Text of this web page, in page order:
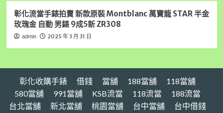
雲
林
黃
找
虎
彰化流當手錶拍賣 新款原裝 Montblanc 萬寶龍 STAR 半金
玫瑰金 自動 男錶 9成5新 ZR308
admin 2025 年 3 月 31 日
彰化收購手錶 借錢 當舖 188當舖
118當舖
580當舖
991當舖 KSB流當 118流當
188流當
台北當舖
新北當舖 桃園當舖 台中當舖 台中借錢